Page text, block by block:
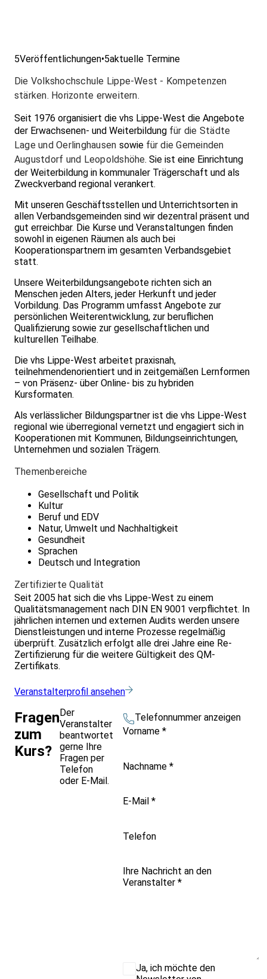
5Veröffentlichungen•5aktuelle Termine
Die Volkshochschule Lippe-West - Kompetenzen
stärken. Horizonte erweitern.
Seit 1976 organisiert die vhs Lippe-West die Angebote
der Erwachsenen- und Weiterbildung für die Städte
Lage und Oerlinghausen sowie für die Gemeinden
Augustdorf und Leopoldshöhe. Sie ist eine Einrichtung
der Weiterbildung in kommunaler Trägerschaft und als
Zweckverband regional verankert.
Mit unseren Geschäftsstellen und Unterrichtsorten in
allen Verbandsgemeinden sind wir dezentral präsent und
gut erreichbar. Die Kurse und Veranstaltungen finden
sowohl in eigenen Räumen als auch bei
Kooperationspartnern im gesamten Verbandsgebiet
statt.
Unsere Weiterbildungsangebote richten sich an
Menschen jeden Alters, jeder Herkunft und jeder
Vorbildung. Das Programm umfasst Angebote zur
persönlichen Weiterentwicklung, zur beruflichen
Qualifizierung sowie zur gesellschaftlichen und
kulturellen Teilhabe.
Die vhs Lippe-West arbeitet praxisnah,
teilnehmendenorientiert und in zeitgemäßen Lernformen
– von Präsenz- über Online- bis zu hybriden
Kursformaten.
Als verlässlicher Bildungspartner ist die vhs Lippe-West
regional wie überregional vernetzt und engagiert sich in
Kooperationen mit Kommunen, Bildungseinrichtungen,
Unternehmen und sozialen Trägern.
Themenbereiche
Gesellschaft und Politik
Kultur
Beruf und EDV
Natur, Umwelt und Nachhaltigkeit
Gesundheit
Sprachen
Deutsch und Integration
Zertifizierte Qualität
Seit 2005 hat sich die vhs Lippe-West zu einem
Qualitätsmanagement nach DIN EN 9001 verpflichtet. In
jährlichen internen und externen Audits werden unsere
Dienstleistungen und interne Prozesse regelmäßig
überprüft. Zusätzlich erfolgt alle drei Jahre eine Re-
Zertifizierung für die weitere Gültigkeit des QM-
Zertifikats.
Veranstalterprofil ansehen
Fragen
zum
Kurs?
Der
Veranstalter
beantwortet
gerne Ihre
Fragen per
Telefon
oder E-Mail.
Telefonnummer anzeigen
Vorname *
Nachname *
E-Mail *
Telefon
Ihre Nachricht an den
Veranstalter *
Ja, ich möchte den